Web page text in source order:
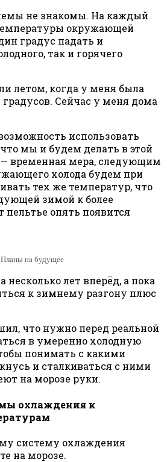
не знакомы. На каждый
окружающей
градус падать и
так и горячего
летом, когда у меня была
Сейчас у меня дома
использовать
мы и будем делать в этой
— временная мера, следующим
холода будем при
тех же температур, что
зимой к более
опять появится
Планы на будущее
несколько лет вперёд, а пока
к зимнему разгону плюс
что нужно перед реальной
в умеренно холодную
понимать с какими
и сталкиваться с ними
на морозе руки.
охлаждения к
систему охлаждения
на морозе.